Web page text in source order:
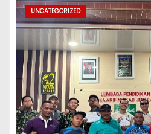
UNCATEGORIZED